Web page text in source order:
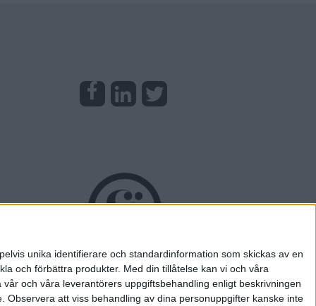
unika identifierare och standardinformation som skickas av en
och förbättra produkter. Med din tillåtelse kan vi och våra
och våra leverantörers uppgiftsbehandling enligt beskrivningen
Observera att viss behandling av dina personuppgifter kanske inte